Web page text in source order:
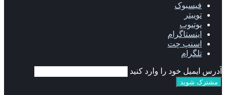
فیسبوک
توییتر
یوتیوب
اینستاگرام
اسنپ چت
تلگرام
آدرس ایمیل خود را وارد کنید